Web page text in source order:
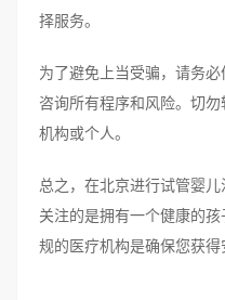
择服务。
为了避免上当受骗，请务
咨询所有程序和风险。切
机构或个人。
总之，在北京进行试管婴儿
关注的是拥有一个健康的
规的医疗机构是确保您获得